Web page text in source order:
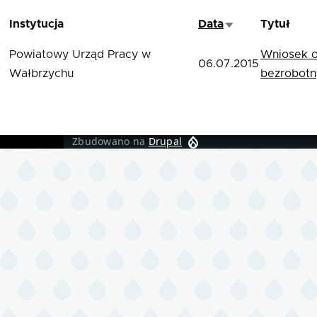
Instytucja DataSortuj rosnąco
Tytuł
Powiatowy Urząd Pracy w
Wałbrzychu
06.07.2015
Wniosek
Zbudowano na Drupal